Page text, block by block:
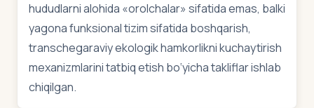
hududlarni alohida «orolchalar» sifatida emas, balki
yagona funksional tizim sifatida boshqarish,
transchegaraviy ekologik hamkorlikni kuchaytirish
mexanizmlarini tatbiq etish bo‘yicha takliflar ishlab
chiqilgan.